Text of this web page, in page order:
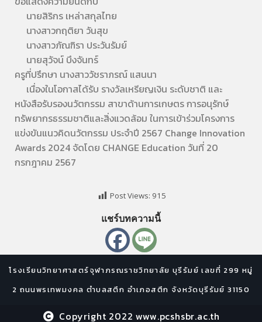
นายสิริกร เหล่าสกุลไทย
นางสาวกฤติยา วันสุข
นางสาวภัณฑิรา ประวันรัมย์
นายสุวัจน์ บึงจันทร์
ครูที่ปรึกษา นางสาววัชราภรณ์ แสนนา
เนื่องในโอกาสได้รับ รางวัลเหรียญเงิน ระดับชาติ และ
หนังสือรับรองนวัตกรรม สาขาด้านการเกษตร การอนุรักษ์
ทรัพยากรธรรมชาติและสิ่งแวดล้อม ในการเข้าร่วมโครงการ
แข่งขันแนวคิดนวัตกรรม ประจำปี 2567 Change Innovation
Awards 2024 จัดโดย CHANGE Education วันที่ 20
กรกฎาคม 2567
Post Views: 915
แชร์บทความนี้
โรงเรียนวิทยาศาสตร์จุฬาภรณราชวิทยาลัย บุรีรัมย์ เลขที่ 299 หมู่
2 ถนนพรเทพมงคล ตำบลสตึก อำเภอสตึก จังหวัดบุรีรัมย์ 31150
Copyright 2022 www.pcshsbr.ac.th